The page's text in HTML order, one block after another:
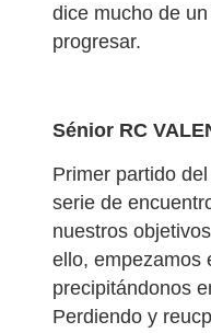
dice mucho de
progresar.
Sénior RC
Primer partido
serie de
nuestros
ello, empezamos
precipitándonos
Perdiendo y